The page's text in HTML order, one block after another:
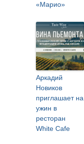
«Марио»
Аркадий
Новиков
приглашает на
ужин в
ресторан
White Cafe